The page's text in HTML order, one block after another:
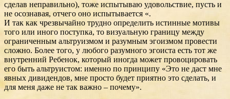
сделав неправильно), тоже испытываю удовольствие, пусть и
не осознавая, отчего оно испытывается «.
И так как чрезвычайно трудно определить истинные мотивы
того или иного поступка, то визуальную границу между
ограниченным альтруизмом и разумным эгоизмом провести
сложно. Более того, у любого разумного эгоиста есть тот же
внутренний Ребенок, который иногда может провоцировать
его быть альтруистом: именно по принципу «Это не даст мне
явных дивидендов, мне просто будет приятно это сделать, и
для меня даже не так важно – почему».